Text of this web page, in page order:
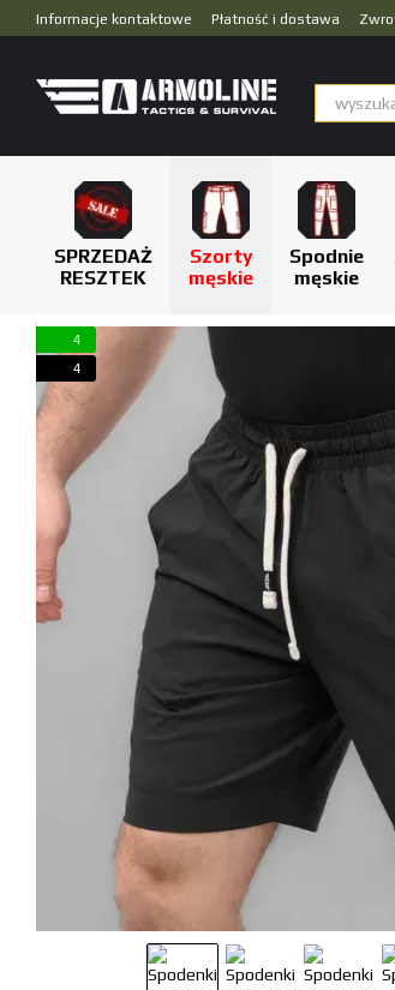
Przejdź do głównej treści
Informacje kontaktowe Płatność i dostawa
SPRZEDAŻ
RESZTEK
Szorty
męskie
Spodnie
męskie
4
4